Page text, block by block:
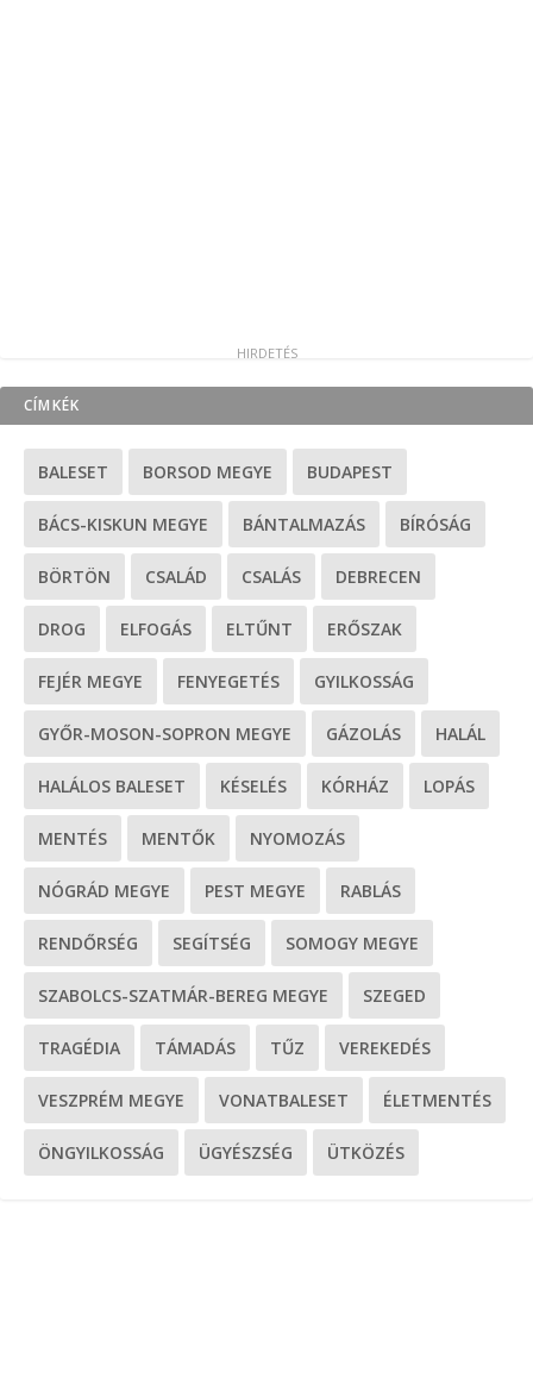
CÍMKÉK
BALESET BORSOD MEGYE BUDAPEST
BÁCS-KISKUN MEGYE BÁNTALMAZÁS BÍRÓSÁG
BÖRTÖN CSALÁD CSALÁS DEBRECEN
DROG ELFOGÁS ELTŰNT ERŐSZAK
FEJÉR MEGYE FENYEGETÉS GYILKOSSÁG
GYŐR-MOSON-SOPRON MEGYE GÁZOLÁS HALÁL
HALÁLOS BALESET KÉSELÉS KÓRHÁZ LOPÁS
MENTÉS MENTŐK NYOMOZÁS
NÓGRÁD MEGYE PEST MEGYE RABLÁS
RENDŐRSÉG SEGÍTSÉG SOMOGY MEGYE
SZABOLCS-SZATMÁR-BEREG MEGYE SZEGED
TRAGÉDIA TÁMADÁS TŰZ VEREKEDÉS
VESZPRÉM MEGYE VONATBALESET ÉLETMENTÉS
ÖNGYILKOSSÁG ÜGYÉSZSÉG ÜTKÖZÉS